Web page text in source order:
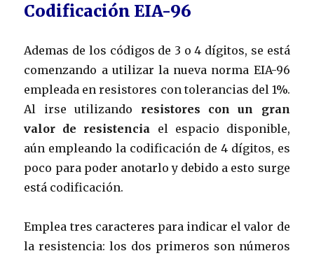
Codificación EIA-96
Ademas de los códigos de 3 o 4 dígitos, se está
comenzando a utilizar la nueva norma EIA-96
empleada en resistores con tolerancias del 1%.
Al irse utilizando resistores con un gran
valor de resistencia el espacio disponible,
aún empleando la codificación de 4 dígitos, es
poco para poder anotarlo y debido a esto surge
está codificación.
Emplea tres caracteres para indicar el valor de
la resistencia: los dos primeros son números